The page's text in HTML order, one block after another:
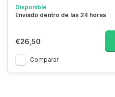
Disponible
Enviado dentro de las 24 horas
€26,50
Comparar